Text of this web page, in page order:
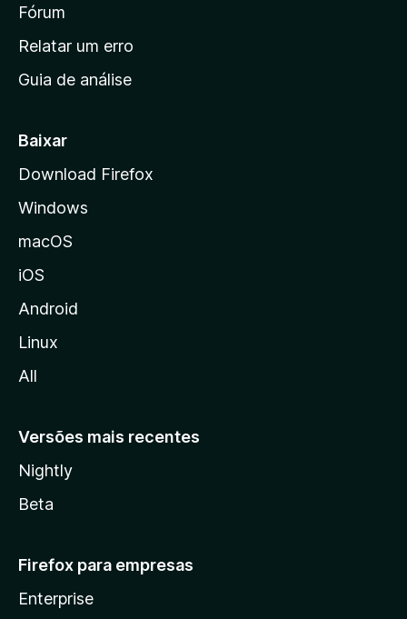
e
i
n
c
a
d
a
z
i
a
Fórum
Relatar um erro
Guia de análise
Baixar
Download Firefox
Windows
macOS
iOS
Android
Linux
All
Versões mais recentes
Nightly
Beta
Firefox para empresas
Enterprise